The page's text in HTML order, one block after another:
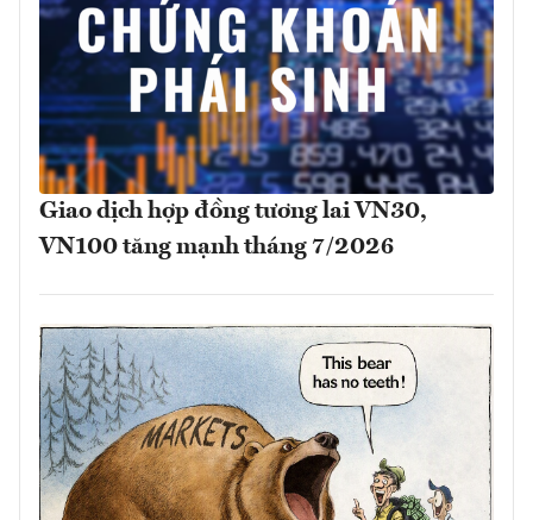
Giao dịch hợp đồng tương lai VN30,
VN100 tăng mạnh tháng 7/2026